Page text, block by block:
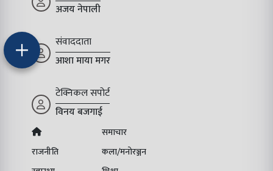
अजय नेपाली
संवाददाता
आशा माया मगर
टेक्निकल सपोर्ट
विनय बजगाई
समाचार
राजनीति
कला/मनोरञ्जन